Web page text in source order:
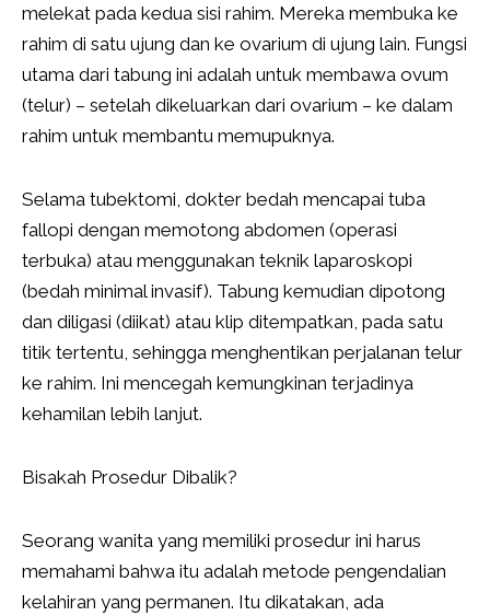
melekat pada kedua sisi rahim. Mereka membuka ke
rahim di satu ujung dan ke ovarium di ujung lain. Fungsi
utama dari tabung ini adalah untuk membawa ovum
(telur) – setelah dikeluarkan dari ovarium – ke dalam
rahim untuk membantu memupuknya.
Selama tubektomi, dokter bedah mencapai tuba
fallopi dengan memotong abdomen (operasi
terbuka) atau menggunakan teknik laparoskopi
(bedah minimal invasif). Tabung kemudian dipotong
dan diligasi (diikat) atau klip ditempatkan, pada satu
titik tertentu, sehingga menghentikan perjalanan telur
ke rahim. Ini mencegah kemungkinan terjadinya
kehamilan lebih lanjut.
Bisakah Prosedur Dibalik?
Seorang wanita yang memiliki prosedur ini harus
memahami bahwa itu adalah metode pengendalian
kelahiran yang permanen. Itu dikatakan, ada